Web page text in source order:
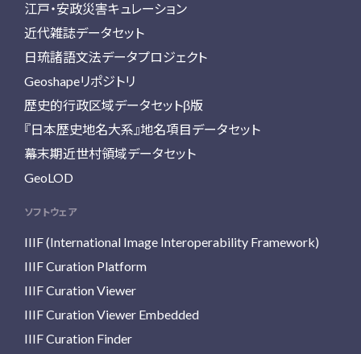
江戸・安政災害キュレーション
近代雑誌データセット
日琉諸語文法データプロジェクト
Geoshapeリポジトリ
歴史的行政区域データセットβ版
『日本歴史地名大系』地名項目データセット
幕末期近世村領域データセット
GeoLOD
ソフトウェア
IIIF (International Image Interoperability Framework)
IIIF Curation Platform
IIIF Curation Viewer
IIIF Curation Viewer Embedded
IIIF Curation Finder